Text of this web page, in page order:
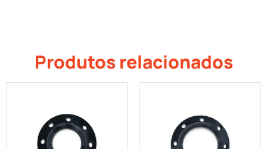
Produtos relacionados